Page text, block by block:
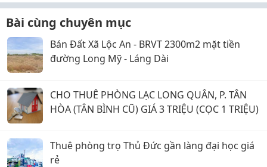
Bài cùng chuyên mục
Bán Đất Xã Lộc An - BRVT 2300m2 mặt tiền
đường Long Mỹ - Láng Dài
CHO THUÊ PHÒNG LẠC LONG QUÂN, P. TÂN
HÒA (TÂN BÌNH CŨ) GIÁ 3 TRIỆU (CỌC 1 TRIỆU)
Thuê phòng trọ Thủ Đức gần làng đại học giá
rẻ